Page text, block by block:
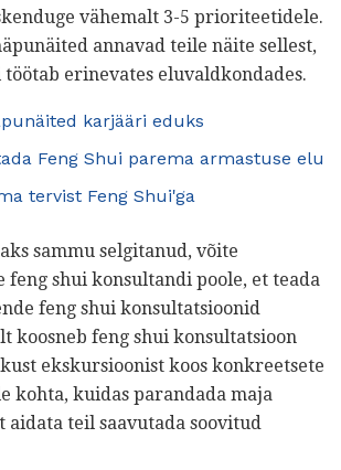
vähemalt 3-5 prioriteetidele.
annavad teile näite sellest,
erinevates eluvaldkondades.
karjääri eduks
Feng Shui parema armastuse elu
tervist Feng Shui'ga
sammu selgitanud, võite
feng shui konsultandi poole, et teada
feng shui konsultatsioonid
koosneb feng shui konsultatsioon
ekskursioonist koos konkreetsete
kohta, kuidas parandada maja
aidata teil saavutada soovitud